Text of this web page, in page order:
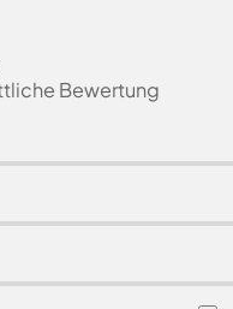
Bewertung